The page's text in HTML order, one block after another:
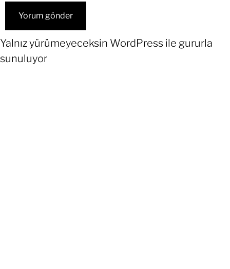
Yalnız yürümeyeceksin WordPress ile gururla
sunuluyor